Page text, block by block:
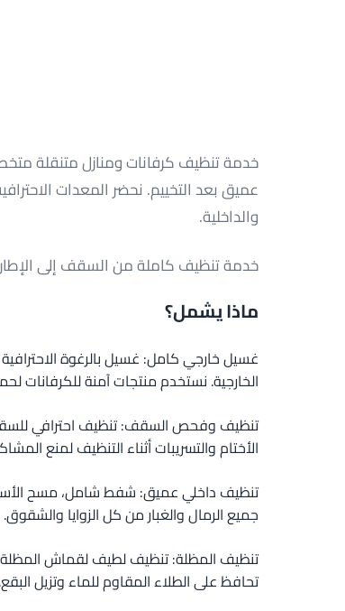
خدمة تنظيف كرفانات ومنازل متنقلة
عميق بعد التخييم. نحضر المعدات
والداخلية.
خدمة تنظيف كاملة من السقف إلى
ماذا يشمل؟
غسيل خارجي كامل: غسيل بالرغوة
الخارجية. نستخدم منتجات آمنة للكرفانات
تنظيف وفحص السقف: تنظيف احترافي
الأختام والتسريبات أثناء التنظيف لمنع
تنظيف داخلي عميق: شفط شامل، مسح
جميع الرمال والغبار من كل الزوايا والشقوق.
تنظيف المظلة: تنظيف لطيف لقماش
تحافظ على الطلاء المقاوم للماء وتزيل البقع.